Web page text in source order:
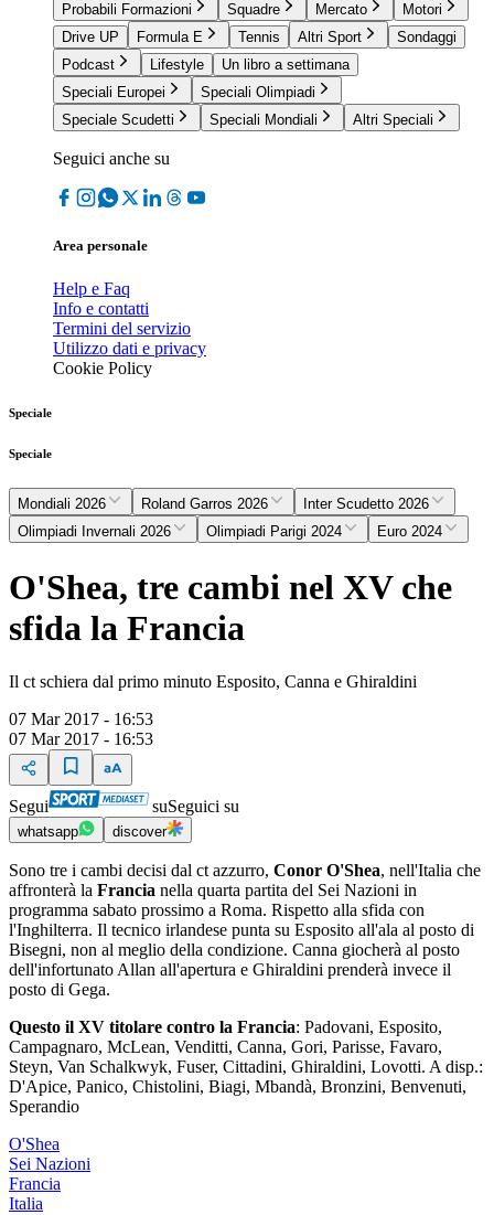
Probabili Formazioni
Squadre Mercato
Motori
Drive UP
Formula E Tennis Altri Sport
Sondaggi
Podcast
Lifestyle
Un libro a settimana
Speciali Europei
Speciali Olimpiadi
Speciale Scudetti
Speciali Mondiali Altri Speciali
Seguici anche su
Area personale
Help e Faq
Info e contatti
Termini del servizio
Utilizzo dati e privacy
Cookie Policy
Speciale
Speciale
Mondiali 2026 Roland Garros 2026
Inter Scudetto 2026
Olimpiadi Invernali 2026
Olimpiadi Parigi 2024 Euro 2024
O'Shea, tre cambi nel XV che
sfida la Francia
Il ct schiera dal primo minuto Esposito, Canna e Ghiraldini
07 Mar 2017 - 16:53
07 Mar 2017 - 16:53
Segui suSeguici su
whatsapp discover
Sono tre i cambi decisi dal ct azzurro, Conor O'Shea, nell'Italia che
affronterà la Francia nella quarta partita del Sei Nazioni in
programma sabato prossimo a Roma. Rispetto alla sfida con
l'Inghilterra. Il tecnico irlandese punta su Esposito all'ala al posto di
Bisegni, non al meglio della condizione. Canna giocherà al posto
dell'infortunato Allan all'apertura e Ghiraldini prenderà invece il
posto di Gega.
Questo il XV titolare contro la Francia: Padovani, Esposito,
Campagnaro, McLean, Venditti, Canna, Gori, Parisse, Favaro,
Steyn, Van Schalkwyk, Fuser, Cittadini, Ghiraldini, Lovotti. A disp.:
D'Apice, Panico, Chistolini, Biagi, Mbandà, Bronzini, Benvenuti,
Sperandio
O'Shea
Sei Nazioni
Francia
Italia